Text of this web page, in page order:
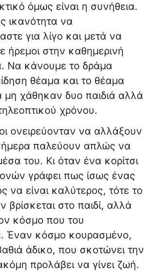
όμως είναι η συνήθεια.
ικανότητα να
για λίγο και μετά να
ήρεμοι στην καθημερινή
Να κάνουμε το δράμα
θέαμα και το θέαμα
χάθηκαν δυο παιδιά αλλά
χρόνου.
ονειρεύονταν να αλλάξουν
παλεύουν απλώς να
του. Κι όταν ένα κορίτσι
γράφει πως ίσως ένας
να είναι καλύτερος, τότε το
βρίσκεται στο παιδί, αλλά
κόσμο που του
Έναν κόσμο κουρασμένο,
άδικο, που σκοτώνει την
προλάβει να γίνει ζωή.